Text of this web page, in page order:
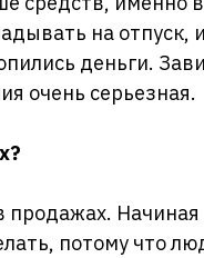
на отпуск,
деньги.
очень серьезная.
потому что